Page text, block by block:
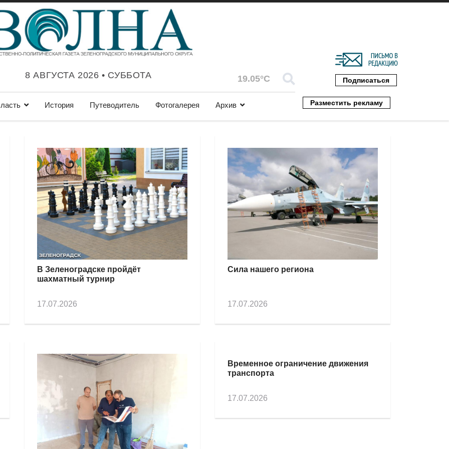
8 АВГУСТА 2026 • СУББОТА 19.05°C Подписаться
История Путеводитель Фотогалерея Архив Разместить рекламу
В Зеленоградске пройдёт
шахматный турнир
17.07.2026
Сила нашего региона
17.07.2026
Временное ограничение движения
транспорта
17.07.2026